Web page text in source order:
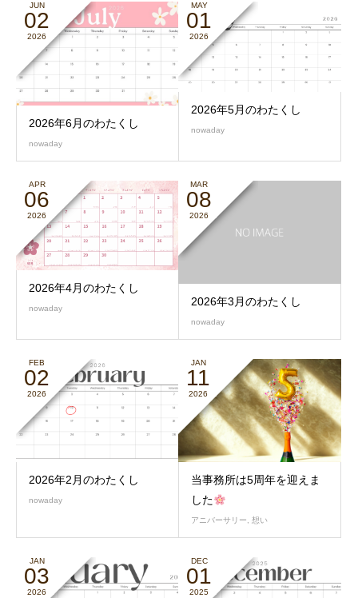
JUN
02
2026
2026年6月のわたくし
nowaday
MAY
01
2026
2026年5月のわたくし
nowaday
APR
06
2026
2026年4月のわたくし
nowaday
MAR
08
2026
2026年3月のわたくし
nowaday
FEB
02
2026
2026年2月のわたくし
nowaday
JAN
11
2026
当事務所は5周年を迎えま
した
アニバーサリー, 想い
JAN
03
2026
DEC
01
2025